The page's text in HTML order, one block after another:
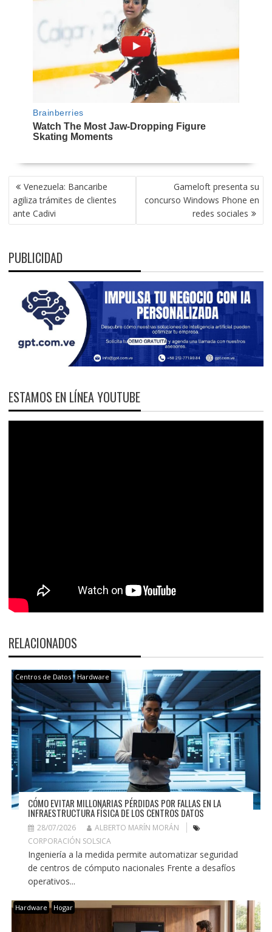
NAVEGACIÓN
DE
ENTRADAS
Venezuela: Bancaribe
agiliza trámites de clientes
ante Cadivi
Gameloft presenta su
concurso Windows Phone en
redes sociales
PUBLICIDAD
ESTAMOS EN LÍNEA YOUTUBE
RELACIONADOS
Centros de Datos Hardware
CÓMO EVITAR MILLONARIAS PÉRDIDAS POR FALLAS EN LA
INFRAESTRUCTURA FÍSICA DE LOS CENTROS DATOS
28/07/2026
ALBERTO MARÍN MORÁN
CORPORACIÓN SOLSICA
Ingeniería a la medida permite automatizar seguridad
de centros de cómputo nacionales Frente a desafíos
operativos...
Hardware Hogar